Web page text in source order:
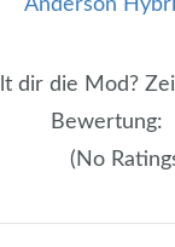
dir die Mod?
Bewertung:
(No